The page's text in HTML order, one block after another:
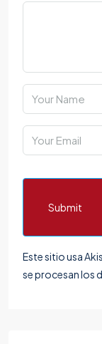
Submit
Este sitio usa
se procesan los